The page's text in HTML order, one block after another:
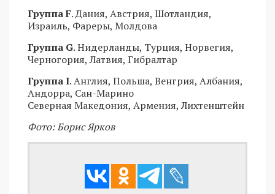
Группа F. Дания, Австрия, Шотландия,
Израиль, Фареры, Молдова
Группа G. Нидерланды, Турция, Норвегия,
Черногория, Латвия, Гибралтар
Группа I. Англия, Польша, Венгрия, Албания,
Андорра, Сан-Марино
Северная Македония, Армения, Лихтенштейн
Фото: Борис Ярков